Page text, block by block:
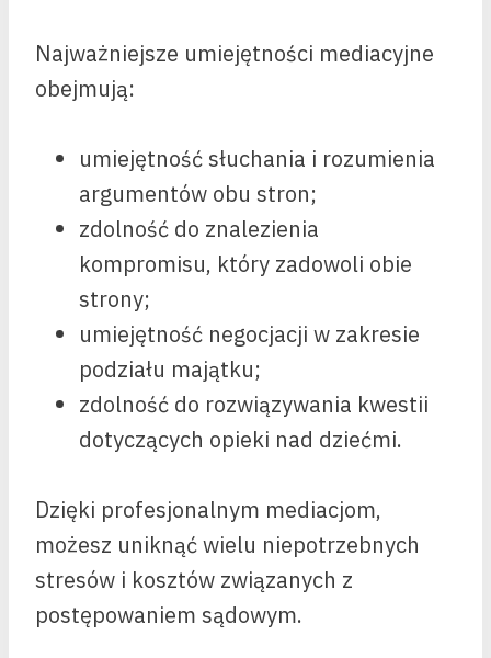
Najważniejsze umiejętności mediacyjne
obejmują:
umiejętność słuchania i rozumienia
argumentów obu stron;
zdolność do znalezienia
kompromisu, który zadowoli obie
strony;
umiejętność negocjacji w zakresie
podziału majątku;
zdolność do rozwiązywania kwestii
dotyczących opieki nad dziećmi.
Dzięki profesjonalnym mediacjom,
możesz uniknąć wielu niepotrzebnych
stresów i kosztów związanych z
postępowaniem sądowym.